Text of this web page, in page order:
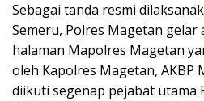
Sebagai tanda resmi
Semeru, Polres Magetan gelar
halaman Mapolres Magetan
oleh Kapolres Magetan, AKBP
diikuti segenap pejabat utama